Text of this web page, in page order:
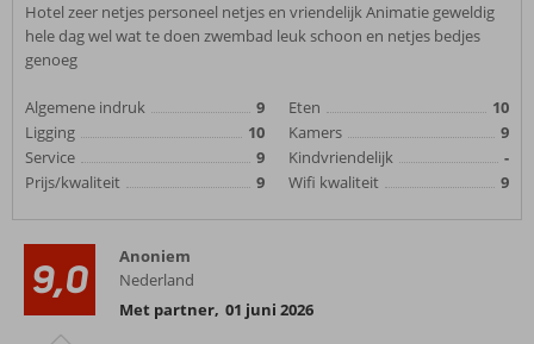
Hotel zeer netjes personeel netjes en vriendelijk Animatie geweldig
hele dag wel wat te doen zwembad leuk schoon en netjes bedjes
genoeg
Algemene indruk
9
Ligging
10
Service
9
Prijs/kwaliteit
9
Eten
10
Kamers
9
Kindvriendelijk
-
Wifi kwaliteit
9
9,0
Anoniem
Nederland
Met partner, 01 juni 2026